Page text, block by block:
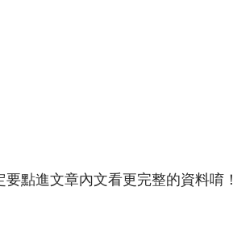
點進文章內文看更完整的資料唷！